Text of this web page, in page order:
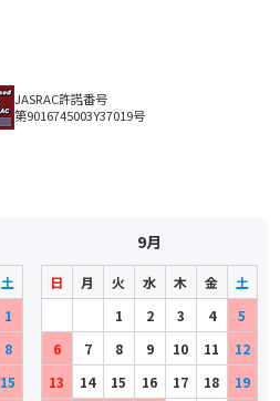
JASRAC許諾番号
第9016745003Y37019号
土
1
8
15
9月
日 月 火 水 木 金
土
1
2 3 4
5
6
7 8 9 10 11
12
13
14 15 16 17 18 19